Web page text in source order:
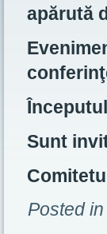
apărută
Sunt
Posted in